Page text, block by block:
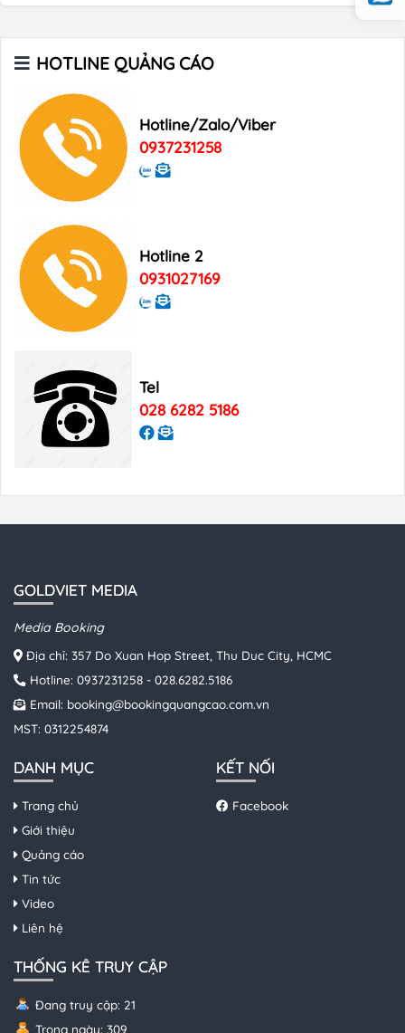
Digital Marketing
HOTLINE QUẢNG CÁO
Hotline/Zalo/Viber
0937231258
Hotline 2
0931027169
Tel
028 6282 5186
GOLDVIET MEDIA
Media Booking
Địa chỉ: 357 Do Xuan Hop Street, Thu Duc City, HCMC
Hotline: 0937231258 - 028.6282.5186
Email: booking@bookingquangcao.com.vn
MST: 0312254874
DANH MỤC
Trang chủ
Giới thiệu
Quảng cáo
Tin tức
Video
Liên hệ
KẾT NỐI
Facebook
THỐNG KÊ TRUY CẬP
Đang truy cập: 21
Trong ngày: 309